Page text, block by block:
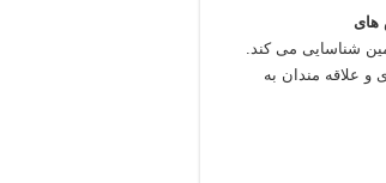
های
شناسایی می‌ کند.
و علاقه‌ مندان به